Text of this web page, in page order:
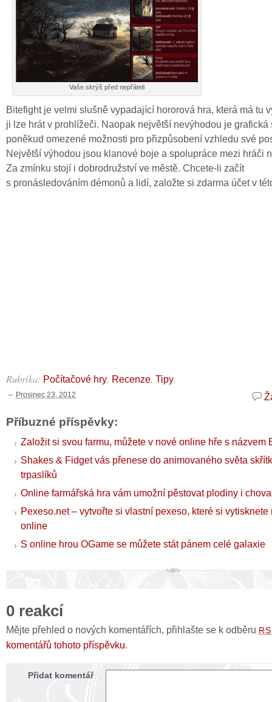
Vaše skrýš před nepřáteli
Bitefight je velmi slušně vypadající hororová hra, která má tu
ji lze hrát v prohlížeči. Naopak největší nevýhodou je grafická
poněkud omezené možnosti pro přizpůsobení vzhledu své
Největší výhodou jsou klanové boje a spolupráce mezi hráči
Za zmínku stojí i dobrodružství ve městě. Chcete-li začít
s pronásledováním démonů a lidí, založte si zdarma účet v
Rubrika: Počítačové hry, Recenze, Tipy.
Prosinec 23, 2012
Příbuzné příspěvky:
Založit si svou farmu, můžete v nové online hře s názvem
Shakes & Fidget vás přenese do animovaného světa
trpaslíků
Online farmářská hra vám umožní pěstovat plodiny i
Pexeso.net – vytvořte si vlastní pexeso, které si
online
S online hrou OGame se můžete stát pánem celé galaxie
0 reakcí
Mějte přehled o nových komentářích, přihlašte se k odběru
komentářů tohoto příspěvku.
Přidat komentář